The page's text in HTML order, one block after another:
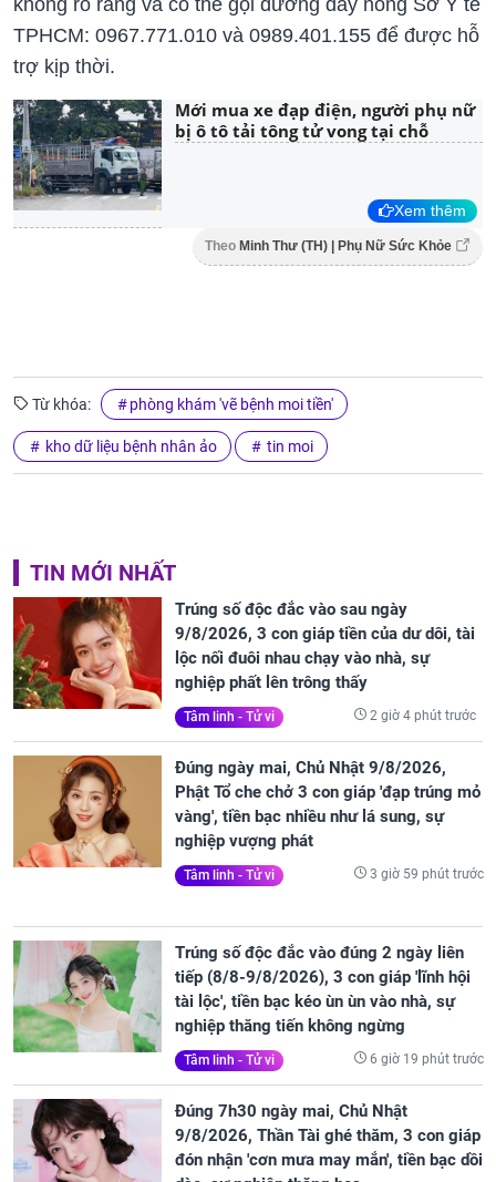
TPHCM: 0967.771.010 và 0989.401.155 để được hỗ
trợ kịp thời.
Mới mua xe đạp điện, người phụ nữ
bị ô tô tải tông tử vong tại chỗ
Xem thêm
Theo Minh Thư (TH) | Phụ Nữ Sức Khỏe
Từ khóa: phòng khám 'vẽ bệnh moi tiền'
kho dữ liệu bệnh nhân ảo tin moi
TIN MỚI NHẤT
Trúng số độc đắc vào sau ngày
9/8/2026, 3 con giáp tiền của dư dôi, tài
lộc nối đuôi nhau chạy vào nhà, sự
nghiệp phất lên trông thấy
Tâm linh - Tử vi 2 giờ 4 phút trước
Đúng ngày mai, Chủ Nhật 9/8/2026,
Phật Tổ che chở 3 con giáp 'đạp trúng mỏ
vàng', tiền bạc nhiều như lá sung, sự
nghiệp vượng phát
Tâm linh - Tử vi 3 giờ 59 phút trước
Trúng số độc đắc vào đúng 2 ngày liên
tiếp (8/8-9/8/2026), 3 con giáp 'lĩnh hội
tài lộc', tiền bạc kéo ùn ùn vào nhà, sự
nghiệp thăng tiến không ngừng
Tâm linh - Tử vi 6 giờ 19 phút trước
Đúng 7h30 ngày mai, Chủ Nhật
9/8/2026, Thần Tài ghé thăm, 3 con giáp
đón nhận 'cơn mưa may mắn', tiền bạc dồi